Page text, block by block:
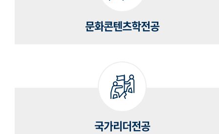
문화콘텐츠학전공
국가리더전공